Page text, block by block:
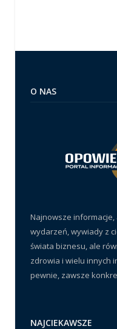
O NAS
Najnowsze informacje,
wydarzeń, wywiady z
świata biznesu, ale
zdrowia i wielu innych
pewnie, zawsze
NAJCIEKAWSZE